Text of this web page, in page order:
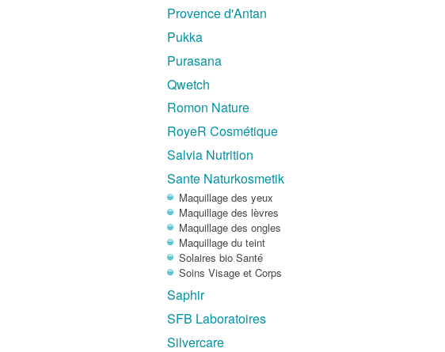
Provence d'Antan
Pukka
Purasana
Qwetch
Romon Nature
RoyeR Cosmétique
Salvia Nutrition
Sante Naturkosmetik
Maquillage des yeux
Maquillage des lèvres
Maquillage des ongles
Maquillage du teint
Solaires bio Santé
Soins Visage et Corps
Saphir
SFB Laboratoires
Silvercare